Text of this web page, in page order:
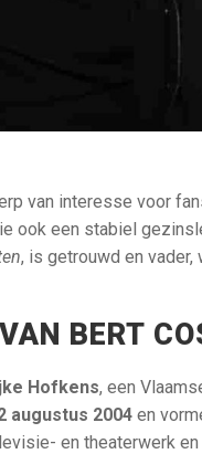
van interesse voor
ook een stabiel
, is getrouwd en vader,
BERT
Hofkens, een
augustus 2004 en
en theaterwerk